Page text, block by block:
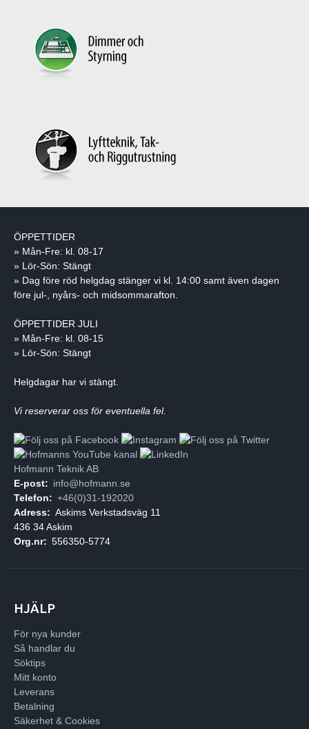
ÖPPETTIDER
» Mån-Fre: kl. 08-17
» Lör-Sön: Stängt
» Dag före röd helgdag stänger vi kl. 14:00 samt även dagen
före jul-, nyårs- och midsommarafton.
ÖPPETTIDER JULI
» Mån-Fre: kl. 08-15
» Lör-Sön: Stängt
Helgdagar har vi stängt.
Vi reserverar oss för eventuella fel.
Hofmann Teknik AB
E-post: info@hofmann.se
Telefon: +46(0)31-192020
Adress: Askims Verkstadsväg 11
436 34 Askim
Org.nr: 556350-5774
HJÄLP
För nya kunder
Så handlar du
Söktips
Mitt konto
Leverans
Betalning
Säkerhet & Cookies